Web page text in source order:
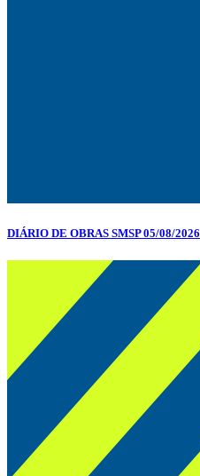
DIÁRIO DE OBRAS SMSP 05/08/2026